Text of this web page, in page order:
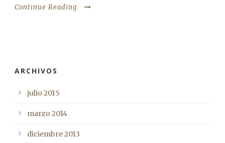
Continue Reading
ARCHIVOS
julio 2015
marzo 2014
diciembre 2013